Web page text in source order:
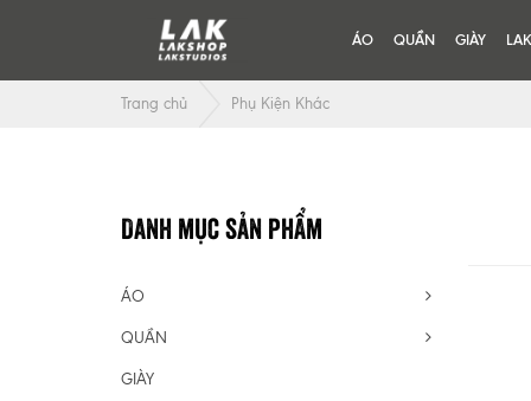
ÁO QUẦN GIÀY
Trang chủ Phụ Kiện Khác
Danh mục sản phẩm
ÁO
QUẦN
GIÀY